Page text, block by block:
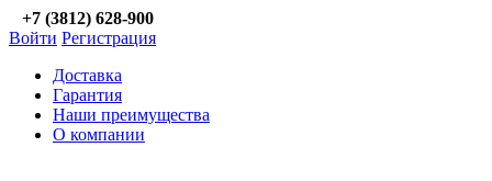
+7 (3812) 628-900
Войти Регистрация
Доставка
Гарантия
Наши преимущества
О компании